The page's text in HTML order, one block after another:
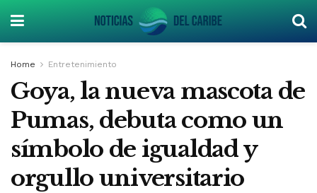
Home Entretenimiento
Goya, la nueva mascota de
Pumas, debuta como un
símbolo de igualdad y
orgullo universitario